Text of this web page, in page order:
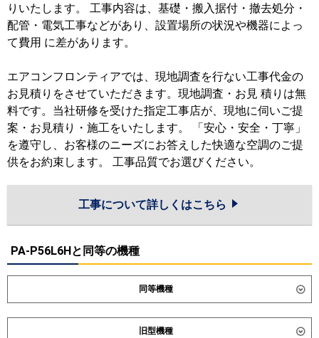
りいたします。 工事内容は、基礎・搬入据付・撤去処分・
配管・電気工事などがあり、設置場所の状況や機器によっ
て費用 に差があります。
エアコンフロンティアでは、現地調査を行ない工事代金の
お見積りをさせていただきます。現地調査・お見 積りは無
料です。当社研修を受けた指定工事店が、現地に伺いご提
案・お見積り・施工をいたします。 「安心・安全・丁寧」
を遵守し、お客様のニーズにお答えした快適な空調のご提
供をお約束します。 工事品質でお選びください。
工事について詳しくはこちら
PA-P56L6Hと同等の機種
同等機種
ダイキン SZRG56CT SZRG56CNT
旧型機種